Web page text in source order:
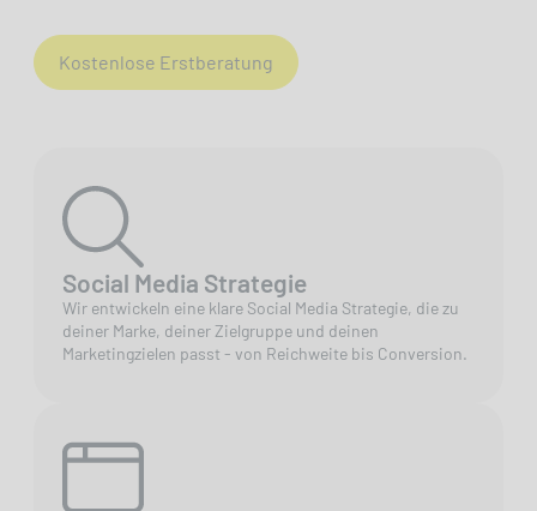
Kostenlose Erstberatung
Social Media Strategie
Wir entwickeln eine klare Social Media Strategie, die zu
deiner Marke, deiner Zielgruppe und deinen
Marketingzielen passt - von Reichweite bis Conversion.